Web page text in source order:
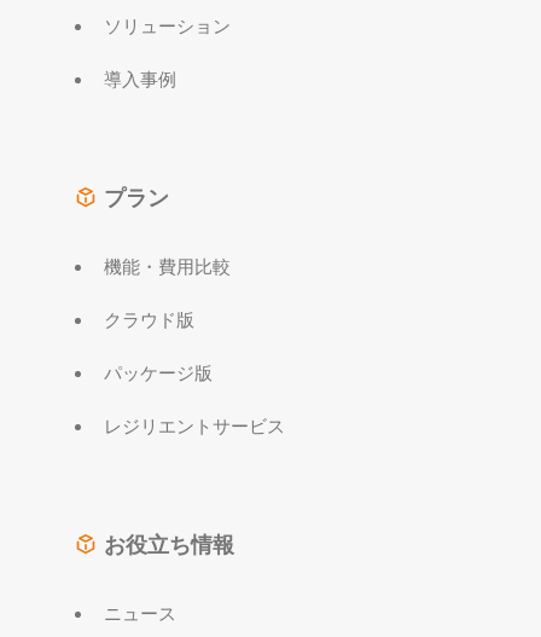
ソリューション
導入事例
プラン
機能・費用比較
クラウド版
パッケージ版
レジリエントサービス
お役立ち情報
ニュース